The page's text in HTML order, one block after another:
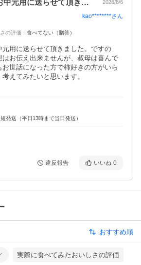
柿好きの叔母にお中元用に送らせて頂きま… 2026/8/6
kao********さん
の評価 ： 食べてない（贈答）
用に送らせて頂きました。ですの
はお伝え出来ませんが、叔母は喜んで
世話になった方で柿好きの方がいら
えてみたいと思います。
発送（平日13時まで当日発送）
違反報告 いいね 0
おすすめ順
実際に食べてみたおいしさの評価